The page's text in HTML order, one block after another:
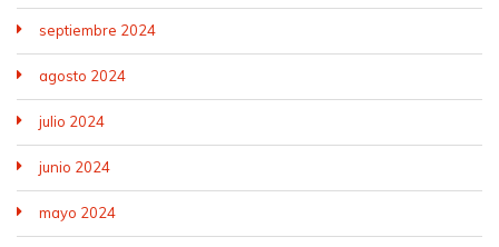
septiembre 2024
agosto 2024
julio 2024
junio 2024
mayo 2024